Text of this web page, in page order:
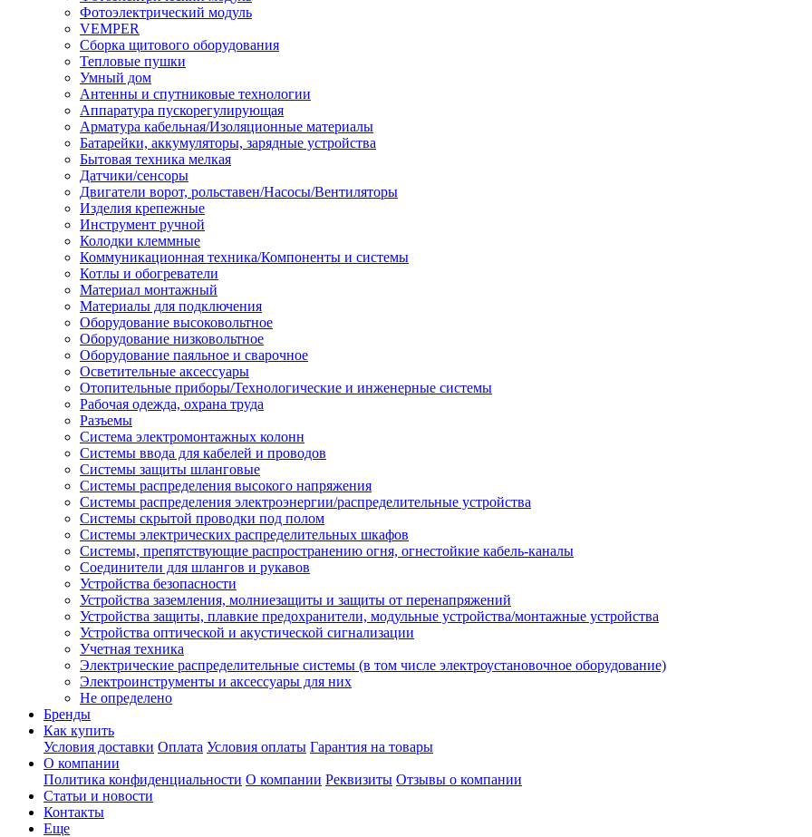
Фотоэлектрический модуль
VEMPER
Сборка щитового оборудования
Тепловые пушки
Умный дом
Антенны и спутниковые технологии
Аппаратура пускорегулирующая
Арматура кабельная/Изоляционные материалы
Батарейки, аккумуляторы, зарядные устройства
Бытовая техника мелкая
Датчики/сенсоры
Двигатели ворот, рольставен/Насосы/Вентиляторы
Изделия крепежные
Инструмент ручной
Колодки клеммные
Коммуникационная техника/Компоненты и системы
Котлы и обогреватели
Материал монтажный
Материалы для подключения
Оборудование высоковольтное
Оборудование низковольтное
Оборудование паяльное и сварочное
Осветительные аксессуары
Отопительные приборы/Технологические и инженерные системы
Рабочая одежда, охрана труда
Разъемы
Система электромонтажных колонн
Системы ввода для кабелей и проводов
Системы защиты шланговые
Системы распределения высокого напряжения
Системы распределения электроэнергии/распределительные устройства
Системы скрытой проводки под полом
Системы электрических распределительных шкафов
Системы, препятствующие распространению огня, огнестойкие кабель-каналы
Соединители для шлангов и рукавов
Устройства безопасности
Устройства заземления, молниезащиты и защиты от перенапряжений
Устройства защиты, плавкие предохранители, модульные устройства/монтажные устройства
Устройства оптической и акустической сигнализации
Учетная техника
Электрические распределительные системы (в том числе электроустановочное оборудование)
Электроинструменты и аксессуары для них
Не определено
Бренды
Как купить
Условия доставки Оплата Условия оплаты Гарантия на товары
О компании
Политика конфиденциальности О компании Реквизиты Отзывы о компании
Статьи и новости
Контакты
Еще